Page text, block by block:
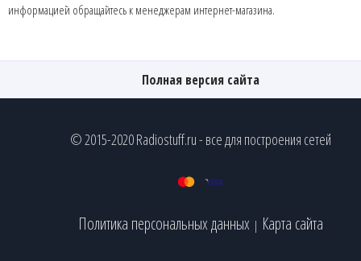
информацией обращайтесь к менеджерам интернет-магазина.
Полная версия сайта
© 2015-2020 Radiostuff.ru - все для построения сетей
Политика персональных данных | Карта сайта